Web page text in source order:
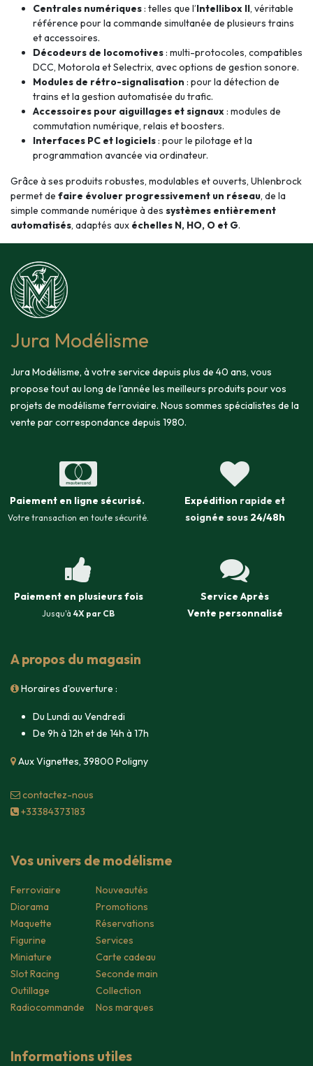
Centrales numériques: telles que l’Intellibox II, véritable
référence pour la commande simultanée de plusieurs trains
et accessoires.
Décodeurs de locomotives: multi-protocoles, compatibles
DCC, Motorola et Selectrix, avec options de gestion sonore.
Modules de rétro-signalisation : pour la détection de
trains et la gestion automatisée du trafic.
Accessoires pour aiguillages et signaux: modules de
commutation numérique, relais et boosters.
Interfaces PC et logiciels: pour le pilotage et la
programmation avancée via ordinateur.
Grâce à ses produits robustes, modulables et ouverts, Uhlenbrock
permet de faire évoluer progressivement un réseau, de la
simple commande numérique à des systèmes entièrement
automatisés, adaptés aux échelles N, HO, O et G.
Jura Modélisme
Jura Modélisme, à votre service depuis plus de 40 ans, vous
propose tout au long de l'année les meilleurs produits pour vos
projets de modélisme ferroviaire. Nous sommes spécialistes de la
vente par correspondance depuis 1980.
Paiement en ligne sécurisé.
Votre transaction en toute sécurité.
Expédition rapide et
soignée sous 24/48h
Paiement en plusieurs fois
Jusqu'à 4X par CB
Service Après
Vente personnalisé
A propos du magasin
Horaires d'ouverture :
Du Lundi au Vendredi
De 9h à 12h et de 14h à 17h
Aux Vignettes, 39800 Poligny
contacte​z-nous
+33384373183
Vos univers de modélisme
Ferroviaire
Diorama
Maquette
Figurine
Miniature
Slot Racing
Outillage
Radiocommande
Nouveautés
Promotions
Réservations
Services
Carte cadeau
Seconde main
Collection
Nos marques
Informations utiles